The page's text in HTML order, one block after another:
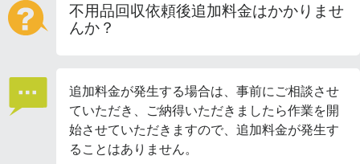
不用品回収依頼後追加料金はかかりませ
んか？
追加料金が発生する場合は、事前にご相談させ
ていただき、ご納得いただきましたら作業を開
始させていただきますので、追加料金が発生す
ることはありません。